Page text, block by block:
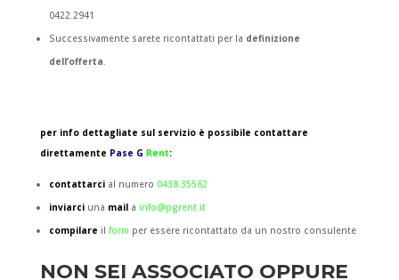
0422.2941
Successivamente sarete ricontattati per la definizione
dell’offerta.
per info dettagliate sul servizio è possibile contattare
direttamente Pase G Rent:
contattarci al numero 0438.35562
inviarci una mail a info@pgrent.it
compilare il form per essere ricontattato da un nostro consulente
NON SEI ASSOCIATO OPPURE